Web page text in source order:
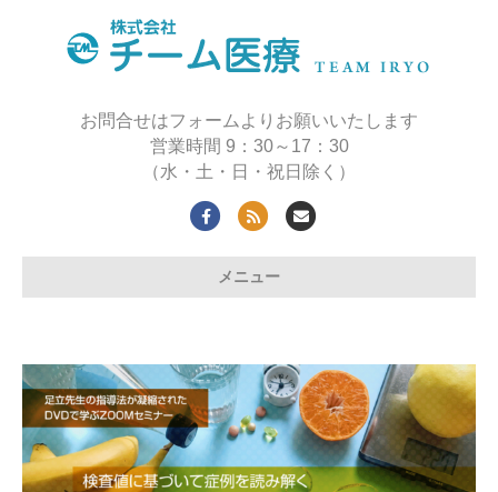
お問合せはフォームよりお願いいたします
営業時間 9：30～17：30
（水・土・日・祝日除く）
Facebook
Rss Email
メニュー